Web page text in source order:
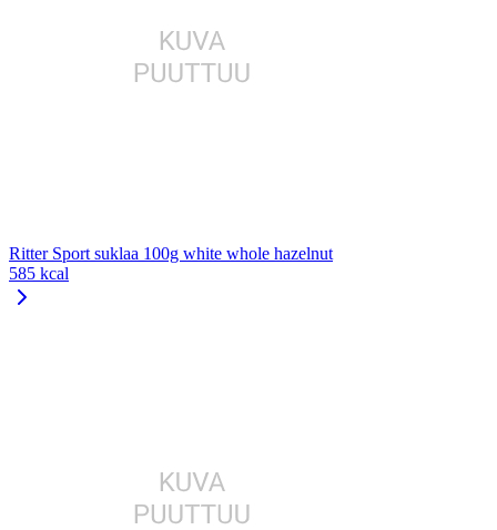
Ritter Sport suklaa 100g white whole hazelnut
585 kcal